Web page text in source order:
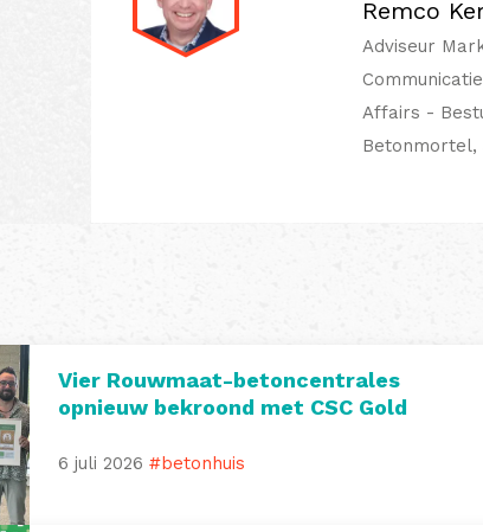
Remco
Adviseur
Affairs -
Betonmortel,
Vier Rouwmaat-betoncentrales
opnieuw bekroond met CSC Gold
6 juli 2026 #betonhuis